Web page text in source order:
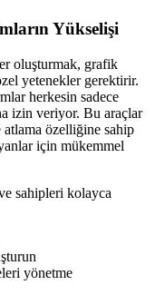
Yükselişi
oluşturmak, grafik
yetenekler gerektirir.
herkesin sadece
izin veriyor. Bu araçlar
atlama özelliğine sahip
için mükemmel
sahipleri kolayca
yönetme